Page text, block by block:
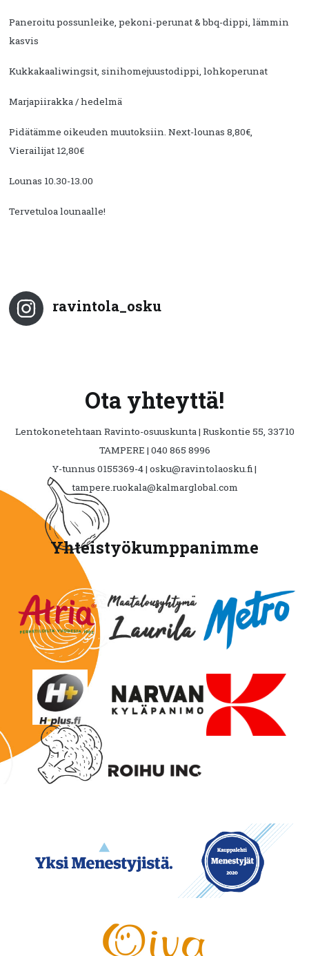
Paneroitu possunleike, pekoni-perunat & bbq-dippi, lämmin
kasvis
Kukkakaaliwingsit, sinihomejuustodippi, lohkoperunat
Marjapiirakka / hedelmä
Pidätämme oikeuden muutoksiin. Next-lounas 8,80€,
Vierailijat 12,80€
Lounas 10.30-13.00
Tervetuloa lounaalle!
ravintola_osku
Ota yhteyttä!
Lentokonetehtaan Ravinto-osuuskunta | Ruskontie 55, 33710
TAMPERE | 040 865 8996
Y-tunnus 0155369-4 | osku@ravintolaosku.fi |
tampere.ruokala@kalmarglobal.com
Yhteistyökumppanimme